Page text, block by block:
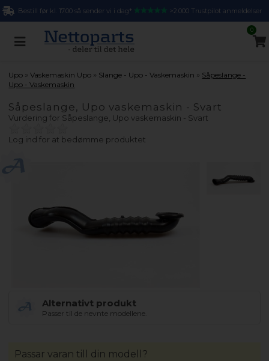
Bestill før kl. 17.00 så sender vi i dag* >2.000 Trustpilot anmeldelser
0
Upo »Vaskemaskin Upo » Slange - Upo - Vaskemaskin » Såpeslange -
Upo - Vaskemaskin
Såpeslange, Upo vaskemaskin - Svart
Vurdering for Såpeslange, Upo vaskemaskin - Svart
Log ind for at bedømme produktet
Alternativt produkt
Passer til de nevnte modellene.
Passar varan till din modell?